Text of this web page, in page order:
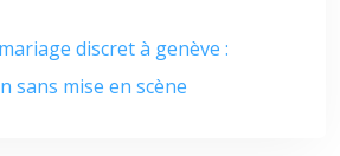
discret à genève :
sans mise en scène